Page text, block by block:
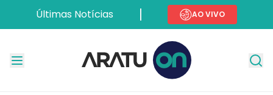
Últimas Notícias AO VIVO